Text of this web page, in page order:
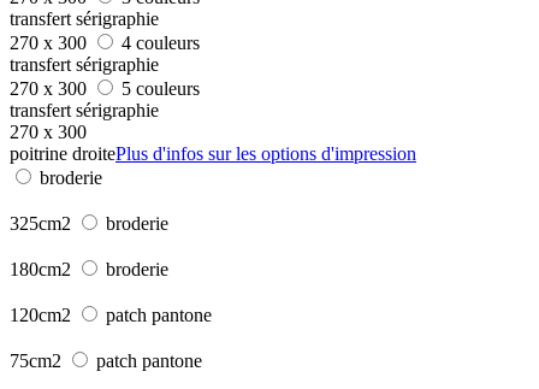
transfert sérigraphie
270 x 300
4 couleurs
transfert sérigraphie
270 x 300
5 couleurs
transfert sérigraphie
270 x 300
poitrine droitePlus d'infos sur les options d'impression
broderie
325cm2 broderie
180cm2 broderie
120cm2 patch pantone
75cm2 patch pantone